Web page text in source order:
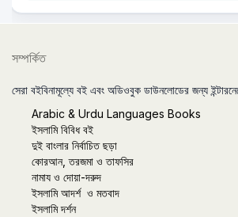
সম্পর্কিত
সেরা বইবিনামূল্যে বই এবং অডিওবুক ডাউনলোডের জন্য
Arabic & Urdu Languages Books
ইসলামি বিবিধ বই
দুই বাংলার নির্বাচিত ছড়া
কোরআন, তরজমা ও তাফসির
নামায ও দোয়া-দরুদ
ইসলামি আদর্শ ও মতবাদ
ইসলামি দর্শন